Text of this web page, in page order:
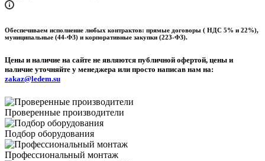
Обеспечиваем исполнение любых контрактов: прямые договоры ( НДС 5% и 22%),
муниципальные (44-ФЗ) и корпоративные закупки (223-ФЗ).
Цены и наличие на сайте не являются публичной офертой, цены и
наличие уточняйте у менеджера или просто написав нам на:
zakaz@ledem.su
Проверенные производители
Подбор оборудования
Профессиональный монтаж